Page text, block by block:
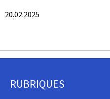
20.02.2025
Pied
RUBRIQUES